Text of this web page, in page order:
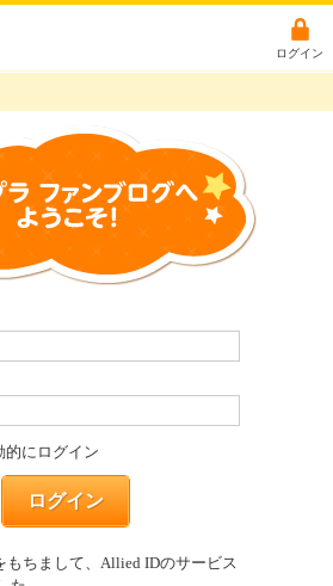
ログイン
的にログイン
ログイン
もちまして、Allied IDのサービス